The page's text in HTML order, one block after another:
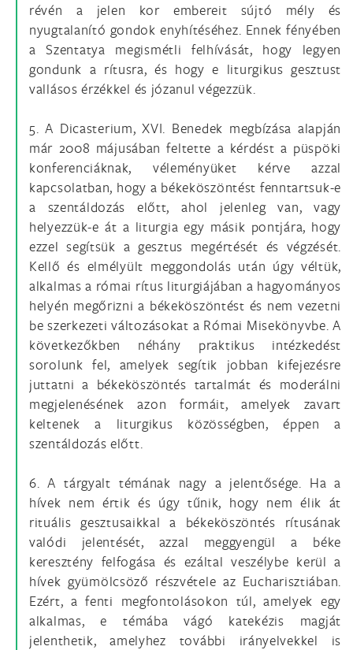
révén a jelen kor embereit sújtó mély és
nyugtalanító gondok enyhítéséhez. Ennek fényében
a Szentatya megismétli felhívását, hogy legyen
gondunk a rítusra, és hogy e liturgikus gesztust
vallásos érzékkel és józanul végezzük.
5. A Dicasterium, XVI. Benedek megbízása alapján
már 2008 májusában feltette a kérdést a püspöki
konferenciáknak, véleményüket kérve azzal
kapcsolatban, hogy a békeköszöntést fenntartsuk-e
a szentáldozás előtt, ahol jelenleg van, vagy
helyezzük-e át a liturgia egy másik pontjára, hogy
ezzel segítsük a gesztus megértését és végzését.
Kellő és elmélyült meggondolás után úgy véltük,
alkalmas a római rítus liturgiájában a hagyományos
helyén megőrizni a békeköszöntést és nem vezetni
be szerkezeti változásokat a Római Misekönyvbe. A
következőkben néhány praktikus intézkedést
sorolunk fel, amelyek segítik jobban kifejezésre
juttatni a békeköszöntés tartalmát és moderálni
megjelenésének azon formáit, amelyek zavart
keltenek a liturgikus közösségben, éppen a
szentáldozás előtt.
6. A tárgyalt témának nagy a jelentősége. Ha a
hívek nem értik és úgy tűnik, hogy nem élik át
rituális gesztusaikkal a békeköszöntés rítusának
valódi jelentését, azzal meggyengül a béke
keresztény felfogása és ezáltal veszélybe kerül a
hívek gyümölcsöző részvétele az Eucharisztiában.
Ezért, a fenti megfontolásokon túl, amelyek egy
alkalmas, e témába vágó katekézis magját
jelenthetik, amelyhez további irányelvekkel is